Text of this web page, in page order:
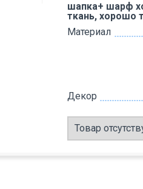
шапка+ шарф
ткань, хорошо
Материал
Декор
Товар